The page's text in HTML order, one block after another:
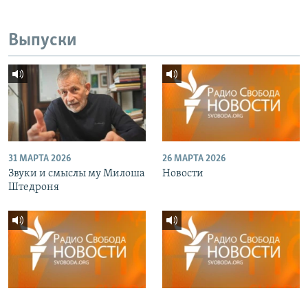
Выпуски
31 МАРТА 2026
Звуки и смыслы му Милоша
Штедроня
26 МАРТА 2026
Новости